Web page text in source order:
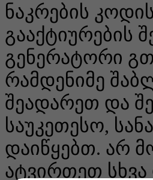
ნაკრების კოდის
გააქტიურების
გენერატორი
რამდენიმე
შეადარეთ და
საუკეთესო,
დაიწყებთ. არ
ატვირთეთ